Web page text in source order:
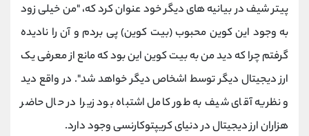
پیتر شیف در بیانیه های دیگر خود عنوان کرد که، "من خیلی زود
به وجود این کوین محبوب (بیت کوین) پی بردم و آن را نادیده
گرفتم چرا که دید من به بیت کوین این بود که مانع از معرفی یک
ارز دیجیتال دیگر توسط اشخاص دیگر خواهد شد". در واقع دید
و نظریه آقای شیف به طور کامل اشتباه بود زیرا در حال حاضر
هزاران ارز دیجیتال در دنیای کریپتوکارنسی وجود دارد.